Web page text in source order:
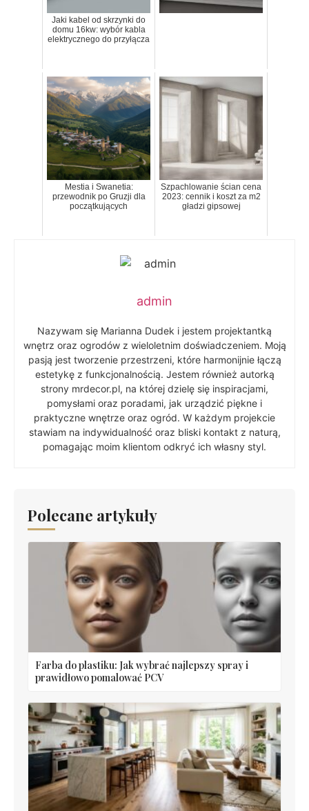
Jaki kabel od skrzynki do
domu 16kw: wybór kabla
elektrycznego do przyłącza
Mestia i Swanetia:
przewodnik po Gruzji dla
początkujących
Szpachlowanie ścian cena
2023: cennik i koszt za m2
gładzi gipsowej
admin
Nazywam się Marianna Dudek i jestem projektantką
wnętrz oraz ogrodów z wieloletnim doświadczeniem. Moją
pasją jest tworzenie przestrzeni, które harmonijnie łączą
estetykę z funkcjonalnością. Jestem również autorką
strony mrdecor.pl, na której dzielę się inspiracjami,
pomysłami oraz poradami, jak urządzić piękne i
praktyczne wnętrze oraz ogród. W każdym projekcie
stawiam na indywidualność oraz bliski kontakt z naturą,
pomagając moim klientom odkryć ich własny styl.
Polecane artykuły
Farba do plastiku: Jak wybrać najlepszy spray i
prawidłowo pomalować PCV